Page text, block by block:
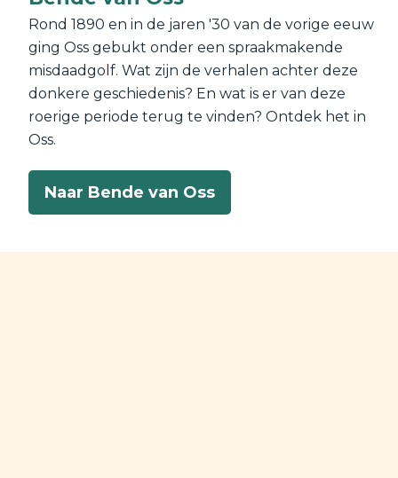
Rond 1890 en in de jaren '30 van de vorige eeuw
ging Oss gebukt onder een spraakmakende
misdaadgolf. Wat zijn de verhalen achter deze
donkere geschiedenis? En wat is er van deze
roerige periode terug te vinden? Ontdek het in
Oss.
Naar Bende van Oss